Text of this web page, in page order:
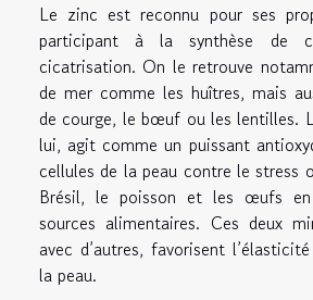
Le zinc est reconnu pour ses
participant à la synthèse de
cicatrisation. On le retrouve
de mer comme les huîtres, mais
de courge, le bœuf ou les lentilles.
lui, agit comme un puissant
cellules de la peau contre le stress
Brésil, le poisson et les œufs en
sources alimentaires. Ces deux
avec d’autres, favorisent
la peau.